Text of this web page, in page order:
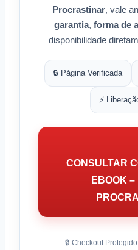
Procrastinar, vale
garantia, forma de
disponibilidade
🔒 Página Verificada
⚡
CONSULTAR
EBOOK –
🔒 Checkout Protegido